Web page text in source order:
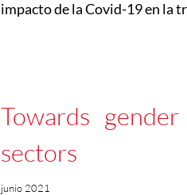
impacto de la Covid-19 en la
Towards
sectors
junio 2021